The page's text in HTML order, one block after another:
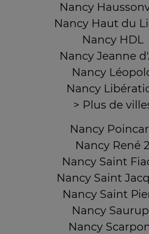
Nancy
Nancy Haut du
Nancy HDL
Nancy Jeanne
Nancy
Nancy
> Plus de
Nancy
Nancy René 2
Nancy Saint
Nancy Saint
Nancy Saint
Nancy
Nancy